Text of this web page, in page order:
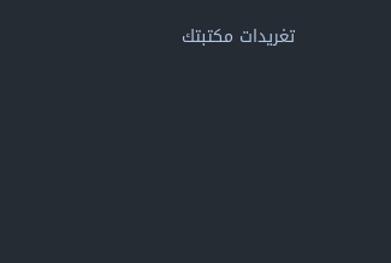
تغريدات مكتبتك